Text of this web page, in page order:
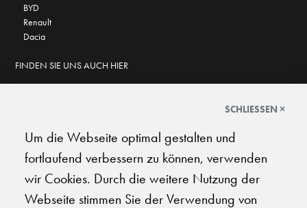
BYD
Renault
Dacia
FINDEN SIE UNS AUCH HIER
4.6 ★★★★★
★★★★★
SCHLIESSEN ×
Um die Webseite optimal gestalten und
fortlaufend verbessern zu können, verwenden
wir Cookies. Durch die weitere Nutzung der
Webseite stimmen Sie der Verwendung von